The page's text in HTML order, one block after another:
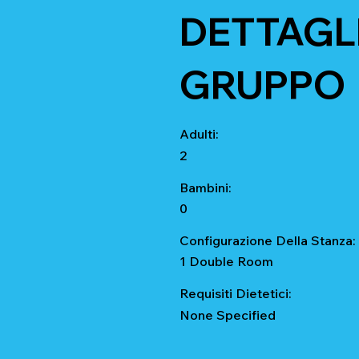
GRUPPO
Adulti:
2
Bambini:
0
Configurazione Della Stanza:
1 Double Room
Requisiti Dietetici:
None Specified